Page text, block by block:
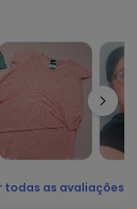
frontal
todas as avaliações